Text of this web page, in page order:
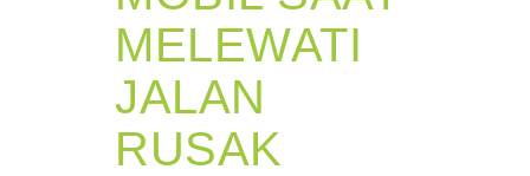
MELEWATI
JALAN
RUSAK